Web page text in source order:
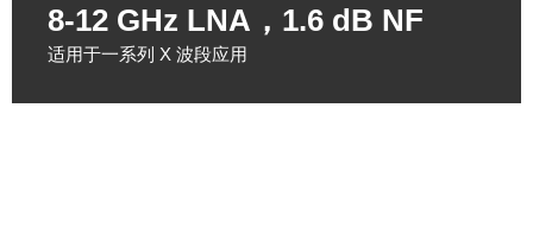
8-12 GHz LNA，1.6 dB NF
适用于一系列 X 波段应用